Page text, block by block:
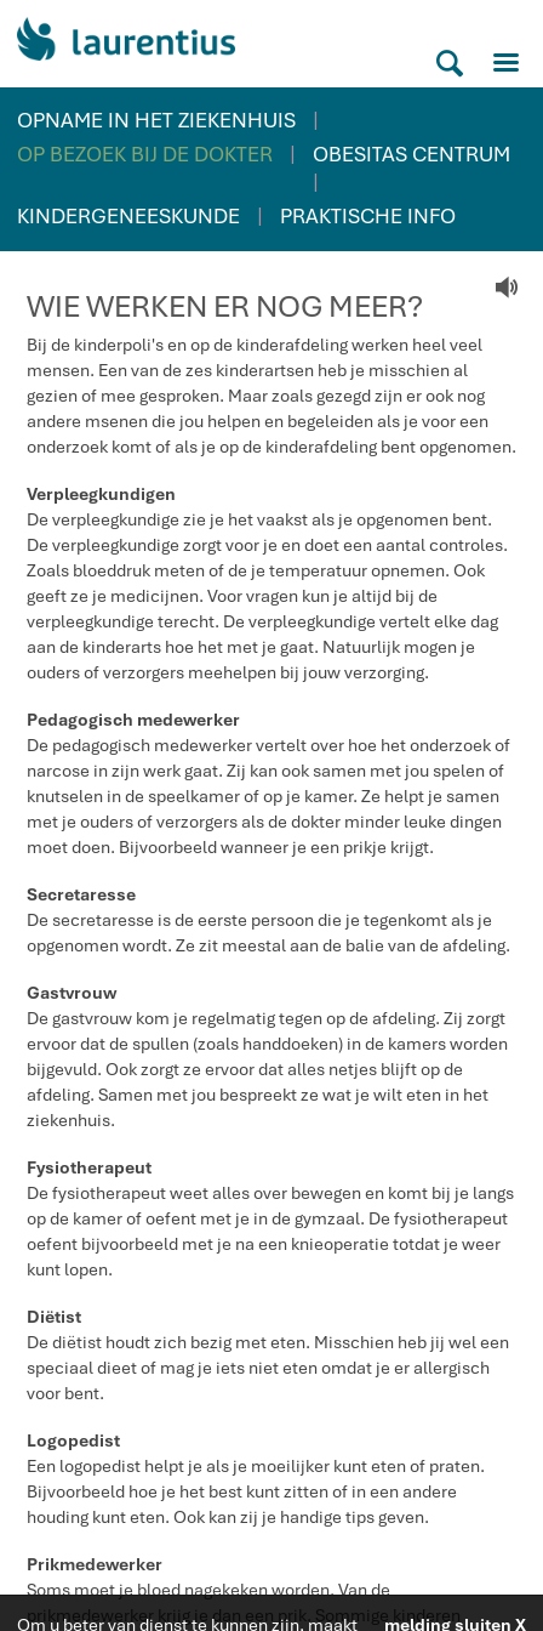
S M
OPNAME IN HET ZIEKENHUIS
|
OP BEZOEK BIJ DE DOKTER
|
OBESITAS CENTRUM
|
KINDERGENEESKUNDE
| PRAKTISCHE INFO
V
WIE WERKEN ER NOG MEER?
Bij de kinderpoli's en op de kinderafdeling werken heel veel
mensen. Een van de zes kinderartsen heb je misschien al
gezien of mee gesproken. Maar zoals gezegd zijn er ook nog
andere msenen die jou helpen en begeleiden als je voor een
onderzoek komt of als je op de kinderafdeling bent opgenomen.
Verpleegkundigen
De verpleegkundige zie je het vaakst als je opgenomen bent.
De verpleegkundige zorgt voor je en doet een aantal controles.
Zoals bloeddruk meten of de je temperatuur opnemen. Ook
geeft ze je medicijnen. Voor vragen kun je altijd bij de
verpleegkundige terecht. De verpleegkundige vertelt elke dag
aan de kinderarts hoe het met je gaat. Natuurlijk mogen je
ouders of verzorgers meehelpen bij jouw verzorging.
Pedagogisch medewerker
De pedagogisch medewerker vertelt over hoe het onderzoek of
narcose in zijn werk gaat. Zij kan ook samen met jou spelen of
knutselen in de speelkamer of op je kamer. Ze helpt je samen
met je ouders of verzorgers als de dokter minder leuke dingen
moet doen. Bijvoorbeeld wanneer je een prikje krijgt.
Secretaresse
De secretaresse is de eerste persoon die je tegenkomt als je
opgenomen wordt. Ze zit meestal aan de balie van de afdeling.
Gastvrouw
De gastvrouw kom je regelmatig tegen op de afdeling. Zij zorgt
ervoor dat de spullen (zoals handdoeken) in de kamers worden
bijgevuld. Ook zorgt ze ervoor dat alles netjes blijft op de
afdeling. Samen met jou bespreekt ze wat je wilt eten in het
ziekenhuis.
Fysiotherapeut
De fysiotherapeut weet alles over bewegen en komt bij je langs
op de kamer of oefent met je in de gymzaal. De fysiotherapeut
oefent bijvoorbeeld met je na een knieoperatie totdat je weer
kunt lopen.
Diëtist
De diëtist houdt zich bezig met eten. Misschien heb jij wel een
speciaal dieet of mag je iets niet eten omdat je er allergisch
voor bent.
Logopedist
Een logopedist helpt je als je moeilijker kunt eten of praten.
Bijvoorbeeld hoe je het best kunt zitten of in een andere
houding kunt eten. Ook kan zij je handige tips geven.
Prikmedewerker
Soms moet je bloed nagekeken worden. Van de
prikmedewerker krijg je dan een prik. Sommige kinderen
melding sluiten X
Om u beter van dienst te kunnen zijn, maakt